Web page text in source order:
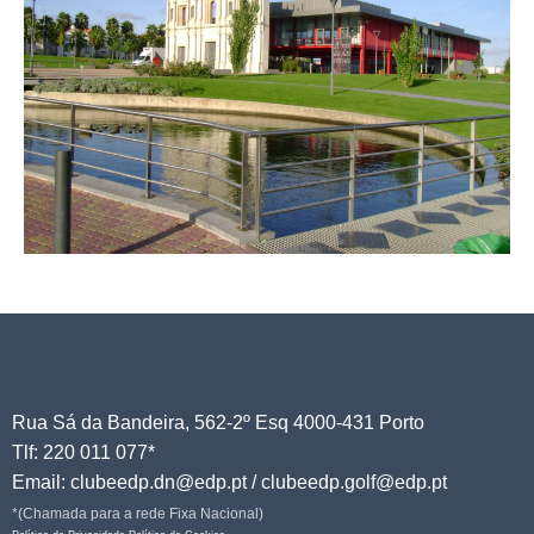
Rua Sá da Bandeira, 562-2º Esq 4000-431 Porto
Tlf: 220 011 077*
Email: clubeedp.dn@edp.pt / clubeedp.golf@edp.pt
*(Chamada para a rede Fixa Nacional)